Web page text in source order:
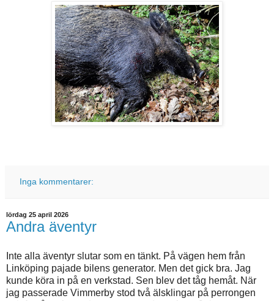
Inga kommentarer:
lördag 25 april 2026
Andra äventyr
Inte alla äventyr slutar som en tänkt. På vägen hem från
Linköping pajade bilens generator. Men det gick bra. Jag
kunde köra in på en verkstad. Sen blev det tåg hemåt. När
jag passerade Vimmerby stod två älsklingar på perrongen